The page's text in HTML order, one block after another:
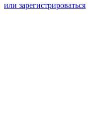
или зарегистрироваться